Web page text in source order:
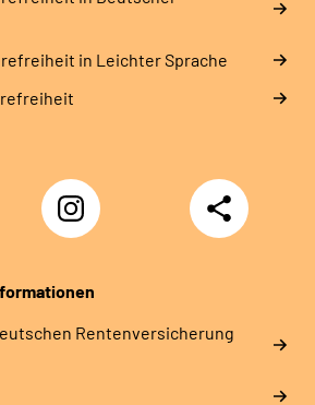
in Leichter Sprache
Instagram
DRV
Nachwuchskräfte
Teilen
Rentenversicherung